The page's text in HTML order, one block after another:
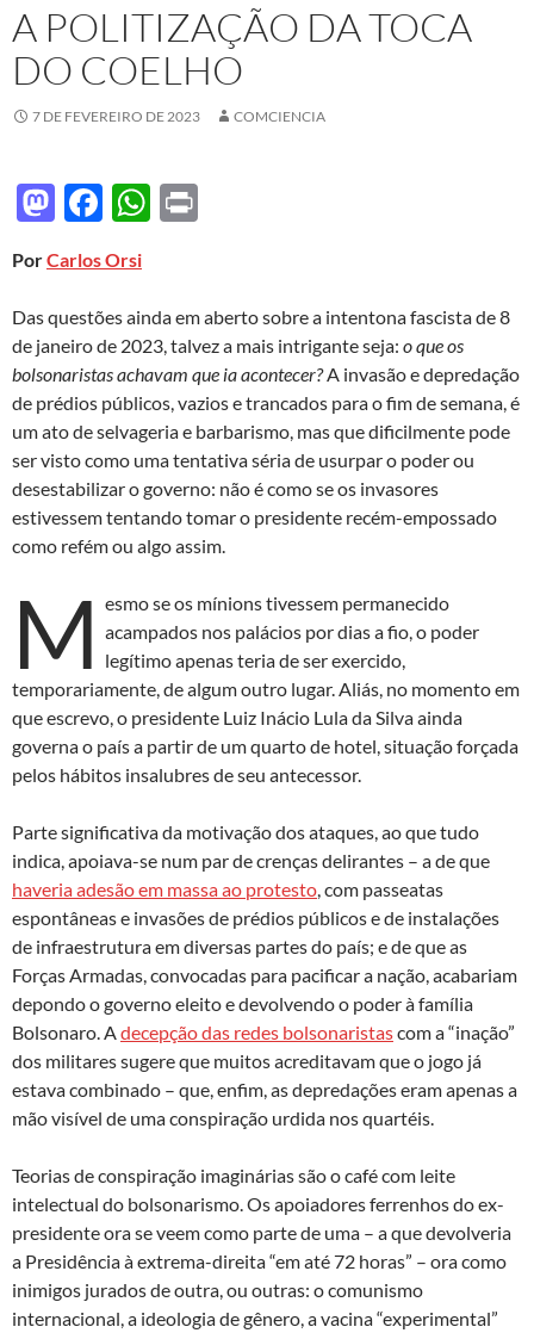
A POLITIZAÇÃO DA TOCA
DO COELHO
7 DE FEVEREIRO DE 2023 COMCIENCIA
M
to
d
o
n
F
e
b
o
o
k
W
s
A
p
p
PorCarlos Orsi
Das questões ainda em aberto sobre a intentona fascista de 8
de janeiro de 2023, talvez a mais intrigante seja: o que os
bolsonaristas achavam que ia acontecer?A invasão e depredação
de prédios públicos, vazios e trancados para o fim de semana, é
um ato de selvageria e barbarismo, mas que dificilmente pode
ser visto como uma tentativa séria de usurpar o poder ou
desestabilizar o governo: não é como se os invasores
estivessem tentando tomar o presidente recém-empossado
como refém ou algo assim.
M esmo se os mínions tivessem permanecido
acampados nos palácios por dias a fio, o poder
legítimo apenas teria de ser exercido,
temporariamente, de algum outro lugar. Aliás, no momento em
que escrevo, o presidente Luiz Inácio Lula da Silva ainda
governa o país a partir de um quarto de hotel, situação forçada
pelos hábitos insalubres de seu antecessor.
Parte significativa da motivação dos ataques, ao que tudo
indica, apoiava-se num par de crenças delirantes – a de que
haveria adesão em massa ao protesto, com passeatas
espontâneas e invasões de prédios públicos e de instalações
de infraestrutura em diversas partes do país; e de que as
Forças Armadas, convocadas para pacificar a nação, acabariam
depondo o governo eleito e devolvendo o poder à família
Bolsonaro. Adecepção das redes bolsonaristascom a “inação”
dos militares sugere que muitos acreditavam que o jogo já
estava combinado – que, enfim, as depredações eram apenas a
mão visível de uma conspiração urdida nos quartéis.
Teorias de conspiração imaginárias são o café com leite
intelectual do bolsonarismo. Os apoiadores ferrenhos do ex-
presidente ora se veem como parte de uma – a que devolveria
a Presidência à extrema-direita “em até 72 horas” – ora como
inimigos jurados de outra, ou outras: o comunismo
internacional, a ideologia de gênero, a vacina “experimental”